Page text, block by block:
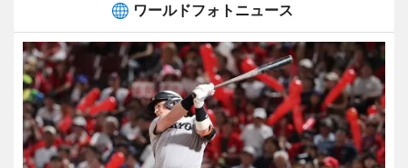
ワールドフォトニュース